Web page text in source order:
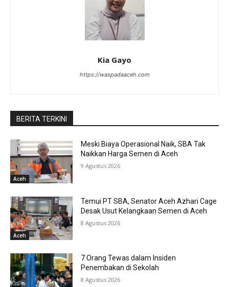
Kia Gayo
https://waspadaaceh.com
BERITA TERKINI
Aceh
Meski Biaya Operasional Naik, SBA Tak
Naikkan Harga Semen di Aceh
9 Agustus 2026
Aceh
Temui PT SBA, Senator Aceh Azhari Cage
Desak Usut Kelangkaan Semen di Aceh
8 Agustus 2026
7 Orang Tewas dalam Insiden
Penembakan di Sekolah
8 Agustus 2026